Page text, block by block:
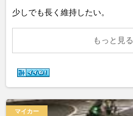
少しでも長く維持したい。
もっと見る
マイカー